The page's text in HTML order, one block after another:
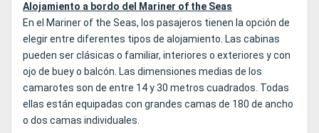
Alojamiento a bordo del Mariner of the Seas
En el Mariner of the Seas, los pasajeros tienen la opción de
elegir entre diferentes tipos de alojamiento. Las cabinas
pueden ser clásicas o familiar, interiores o exteriores y con
ojo de buey o balcón. Las dimensiones medias de los
camarotes son de entre 14 y 30 metros cuadrados. Todas
ellas están equipadas con grandes camas de 180 de ancho
o dos camas individuales.